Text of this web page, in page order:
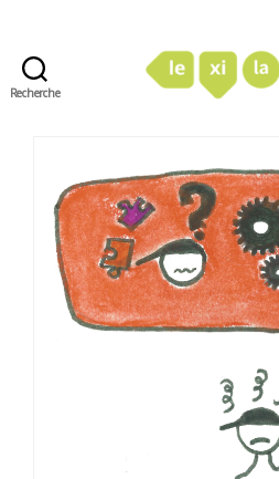
Recherche